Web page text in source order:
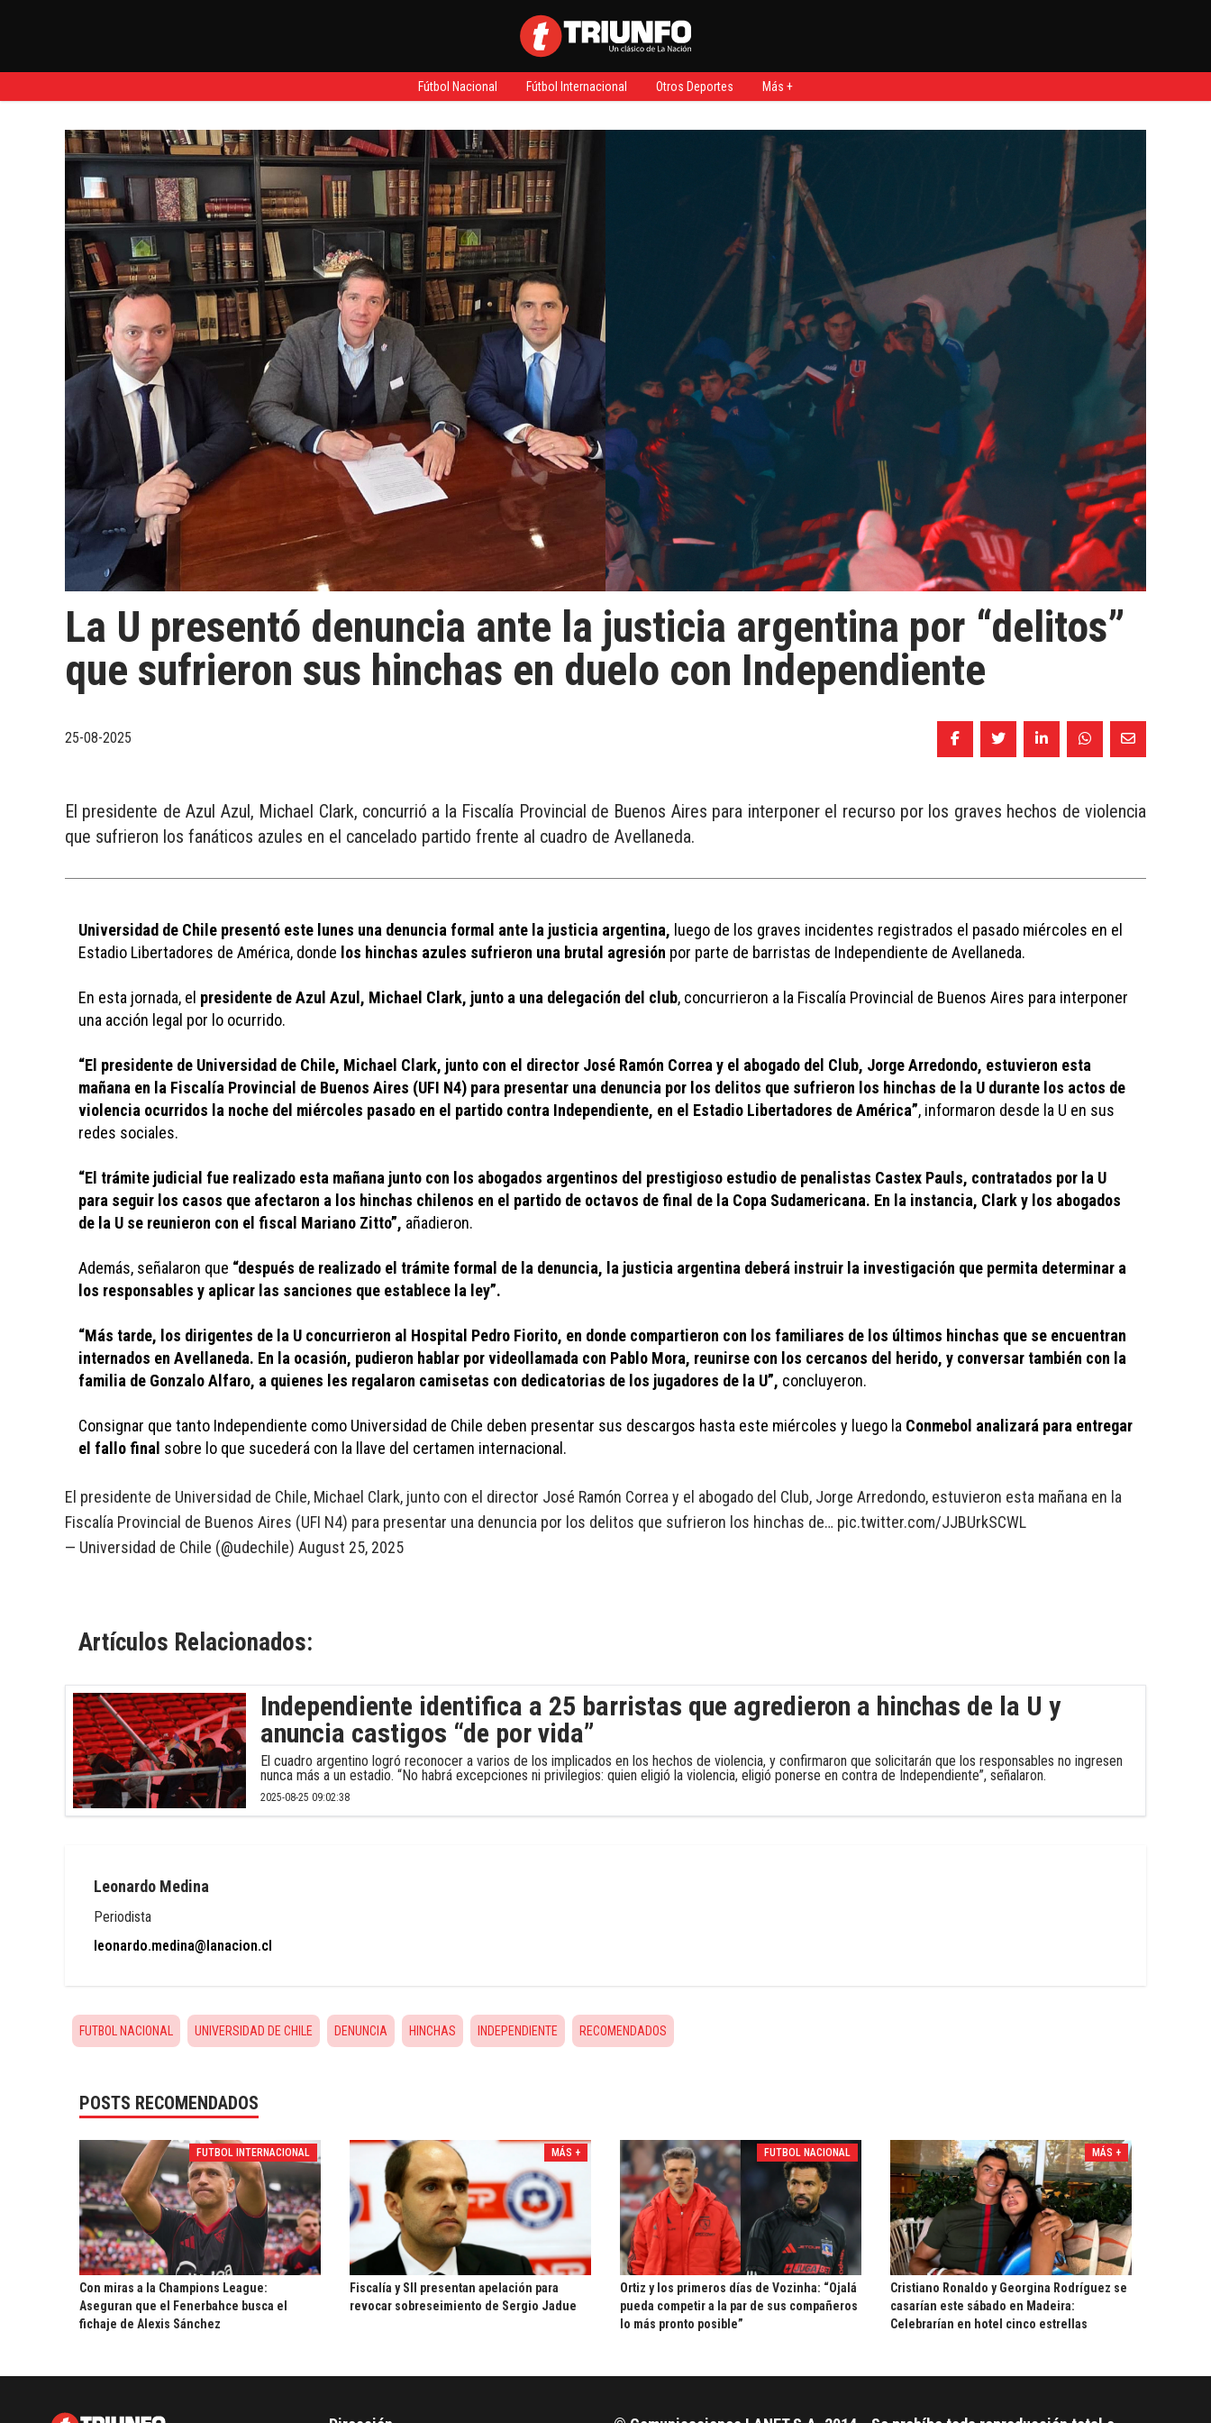
Fútbol Nacional Fútbol Internacional Otros Deportes Más +
La U presentó denuncia ante la justicia argentina por “delitos”
que sufrieron sus hinchas en duelo con Independiente
25-08-2025
El presidente de Azul Azul, Michael Clark, concurrió a la Fiscalía Provincial de Buenos Aires para interponer el recurso por los graves hechos de violencia
que sufrieron los fanáticos azules en el cancelado partido frente al cuadro de Avellaneda.
Universidad de Chile presentó este lunes una denuncia formal ante la justicia argentina, luego de los graves incidentes registrados el pasado miércoles en el
Estadio Libertadores de América, donde los hinchas azules sufrieron una brutal agresión por parte de barristas de Independiente de Avellaneda.
En esta jornada, el presidente de Azul Azul, Michael Clark, junto a una delegación del club, concurrieron a la Fiscalía Provincial de Buenos Aires para interponer
una acción legal por lo ocurrido.
“El presidente de Universidad de Chile, Michael Clark, junto con el director José Ramón Correa y el abogado del Club, Jorge Arredondo, estuvieron esta
mañana en la Fiscalía Provincial de Buenos Aires (UFI N4) para presentar una denuncia por los delitos que sufrieron los hinchas de la U durante los actos de
violencia ocurridos la noche del miércoles pasado en el partido contra Independiente, en el Estadio Libertadores de América”, informaron desde la U en sus
redes sociales.
“El trámite judicial fue realizado esta mañana junto con los abogados argentinos del prestigioso estudio de penalistas Castex Pauls, contratados por la U
para seguir los casos que afectaron a los hinchas chilenos en el partido de octavos de final de la Copa Sudamericana. En la instancia, Clark y los abogados
de la U se reunieron con el fiscal Mariano Zitto”, añadieron.
Además, señalaron que “después de realizado el trámite formal de la denuncia, la justicia argentina deberá instruir la investigación que permita determinar a
los responsables y aplicar las sanciones que establece la ley”.
“Más tarde, los dirigentes de la U concurrieron al Hospital Pedro Fiorito, en donde compartieron con los familiares de los últimos hinchas que se encuentran
internados en Avellaneda. En la ocasión, pudieron hablar por videollamada con Pablo Mora, reunirse con los cercanos del herido, y conversar también con la
familia de Gonzalo Alfaro, a quienes les regalaron camisetas con dedicatorias de los jugadores de la U”, concluyeron.
Consignar que tanto Independiente como Universidad de Chile deben presentar sus descargos hasta este miércoles y luego la Conmebol analizará para entregar
el fallo final sobre lo que sucederá con la llave del certamen internacional.
El presidente de Universidad de Chile, Michael Clark, junto con el director José Ramón Correa y el abogado del Club, Jorge Arredondo, estuvieron esta mañana en la
Fiscalía Provincial de Buenos Aires (UFI N4) para presentar una denuncia por los delitos que sufrieron los hinchas de… pic.twitter.com/JJBUrkSCWL
— Universidad de Chile (@udechile) August 25, 2025
Artículos Relacionados:
Independiente identifica a 25 barristas que agredieron a hinchas de la U y
anuncia castigos “de por vida”
El cuadro argentino logró reconocer a varios de los implicados en los hechos de violencia, y confirmaron que solicitarán que los responsables no ingresen
nunca más a un estadio. “No habrá excepciones ni privilegios: quien eligió la violencia, eligió ponerse en contra de Independiente”, señalaron.
2025-08-25 09:02:38
Leonardo Medina
Periodista
leonardo.medina@lanacion.cl
FUTBOL NACIONAL UNIVERSIDAD DE CHILE DENUNCIA HINCHAS INDEPENDIENTE RECOMENDADOS
POSTS RECOMENDADOS
FUTBOL INTERNACIONAL
Con miras a la Champions League:
Aseguran que el Fenerbahce busca el
fichaje de Alexis Sánchez
MÁS +
Fiscalía y SII presentan apelación para
revocar sobreseimiento de Sergio Jadue
FUTBOL NACIONAL
Ortiz y los primeros días de Vozinha: “Ojalá
pueda competir a la par de sus compañeros
lo más pronto posible”
MÁS +
Cristiano Ronaldo y Georgina Rodríguez se
casarían este sábado en Madeira:
Celebrarían en hotel cinco estrellas